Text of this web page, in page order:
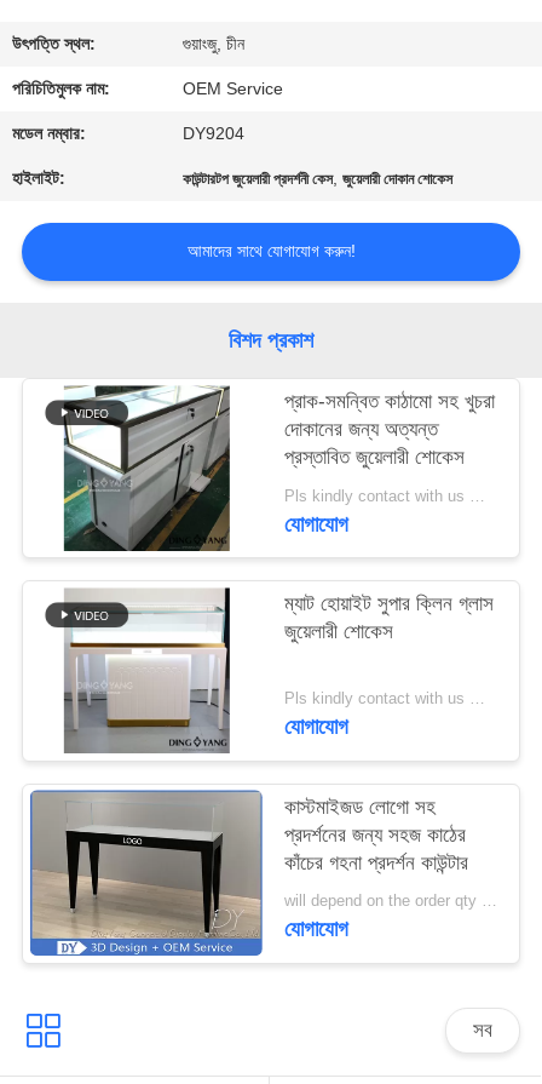
গুণমান
নিয়ন্ত্রণ
একটি
উদ্ধৃতি
অনুরোধ
করুন
COMPANY
NEWS
PRIVACY
POLICY
উৎপত্তি স্থল: গুয়াংজু, চীন
পরিচিতিমুলক নাম: OEM Service
মডেল নম্বার: DY9204
হাইলাইট: কাউন্টারটপ জুয়েলারী প্রদর্শনী কেস,জুয়েলারী দোকান শোকেস
আমাদের সাথে যোগাযোগ করুন!
বিশদ প্রকাশ
প্রাক-সমন্বিত কাঠামো সহ খুচরা
দোকানের জন্য অত্যন্ত
প্রস্তাবিত জুয়েলারী শোকেস
Pls kindly contact with us MOQ:1 দোকান বা 5 সেট / গহনার দোকান আসবাবপত্র
যোগাযোগ
ম্যাট হোয়াইট সুপার ক্লিন গ্লাস
জুয়েলারী শোকেস
Pls kindly contact with us MOQ:1 দোকান বা 5 সেট / গহনার দোকান আসবাবপত্র
যোগাযোগ
কাস্টমাইজড লোগো সহ
প্রদর্শনের জন্য সহজ কাঠের
কাঁচের গহনা প্রদর্শন কাউন্টার
will depend on the order qty MOQ:10 পিসি / জুয়েলারী ডিসপ্লে কাউন্টার
যোগাযোগ
সব